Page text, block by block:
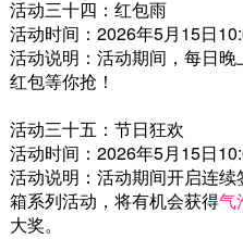
活动三十四：红包雨
活动时间：2026年5月15日
活动说明：活动期间，每日
红包等你抢！
活动三十五：节日狂欢
活动时间：2026年5月15日
活动说明：活动期间开启连
箱系列活动，将有机会获得气
大奖。